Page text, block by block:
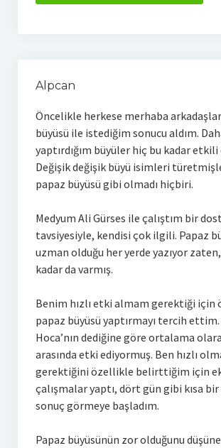
Alpcan
Öncelikle herkese merhaba
büyüsü ile istediğim sonucu aldım.
yaptırdığım büyüler hiç bu kadar etkili
Değişik değişik büyü isimleri
papaz büyüsü gibi olmadı hiçbiri.
Medyum Ali Gürses ile çalıştım bir
tavsiyesiyle, kendisi çok ilgili. Papaz
uzman olduğu her yerde yazıyor
kadar da varmış.
Benim hızlı etki almam gerektiği için
papaz büyüsü yaptırmayı tercih
Hoca’nın dediğine göre ortalama
arasında etki ediyormuş. Ben hızlı
gerektiğini özellikle belirttiğim için
çalışmalar yaptı, dört gün gibi kısa bir
sonuç görmeye başladım.
Papaz büyüsünün zor olduğunu